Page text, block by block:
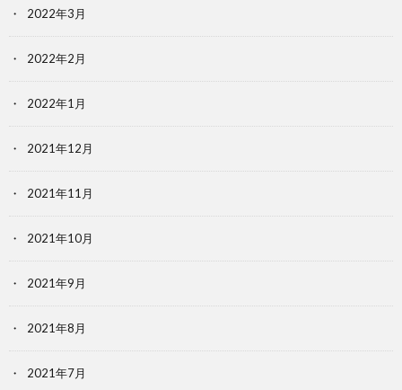
2022年3月
2022年2月
2022年1月
2021年12月
2021年11月
2021年10月
2021年9月
2021年8月
2021年7月